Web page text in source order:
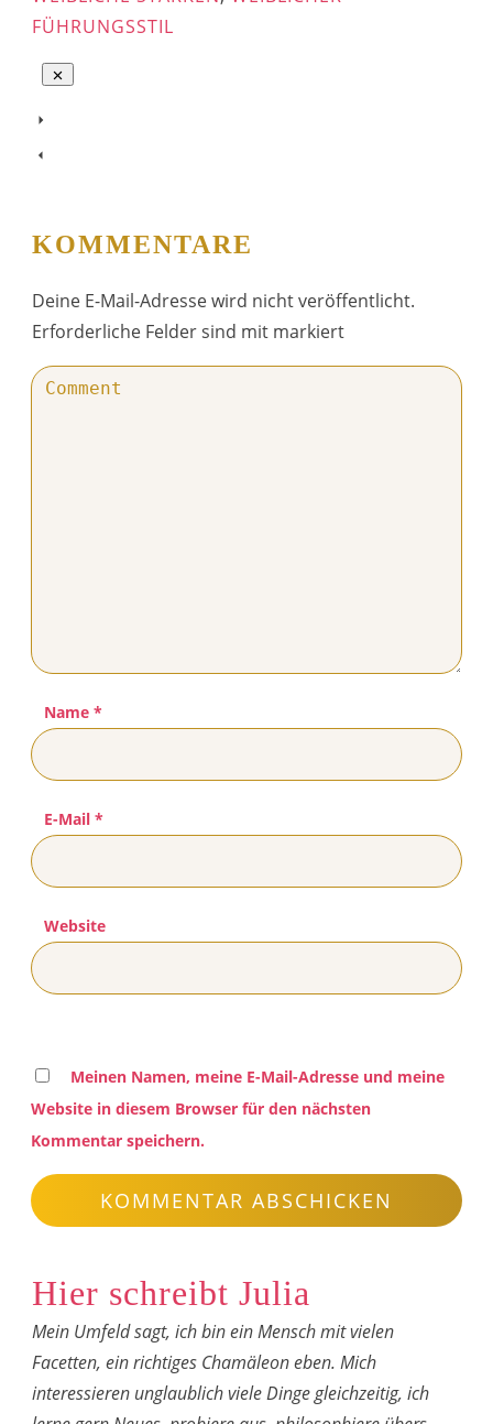
FÜHRUNGSSTIL
KOMMENTARE
Deine E-Mail-Adresse wird nicht veröffentlicht.
Erforderliche Felder sind mit markiert
Name *
E-Mail *
Website
Meinen Namen, meine E-Mail-Adresse und meine
Website in diesem Browser für den nächsten
Kommentar speichern.
KOMMENTAR ABSCHICKEN
Hier schreibt Julia
Mein Umfeld sagt, ich bin ein Mensch mit vielen
Facetten, ein richtiges Chamäleon eben. Mich
interessieren unglaublich viele Dinge gleichzeitig, ich